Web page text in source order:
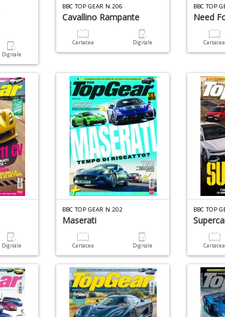
Digitale
BBC TOP GEAR N.206
Cavallino Rampante
Cartacea Digitale
BBC TOP
Need
Cartacea
Digitale
BBC TOP GEAR N.202
Maserati
Cartacea Digitale
BBC TOP
Cartacea